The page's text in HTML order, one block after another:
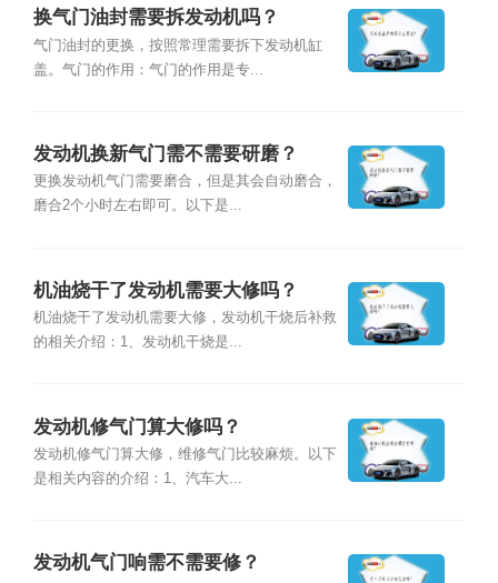
换气门油封需要拆发动机吗？
气门油封的更换，按照常理需要拆下发动机缸
盖。气门的作用：气门的作用是专...
发动机换新气门需不需要研磨？
更换发动机气门需要磨合，但是其会自动磨合，
磨合2个小时左右即可。以下是...
机油烧干了发动机需要大修吗？
机油烧干了发动机需要大修，发动机干烧后补救
的相关介绍：1、发动机干烧是...
发动机修气门算大修吗？
发动机修气门算大修，维修气门比较麻烦。以下
是相关内容的介绍：1、汽车大...
发动机气门响需不需要修？